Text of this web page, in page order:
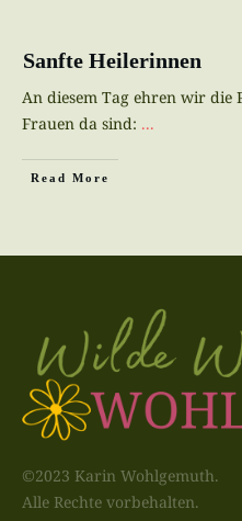
Sanfte Heilerinnen
An diesem Tag ehren wir die
Frauen da sind: ...
Read More
©2023 Karin Wohlgemuth.
Alle Rechte vorbehalten.